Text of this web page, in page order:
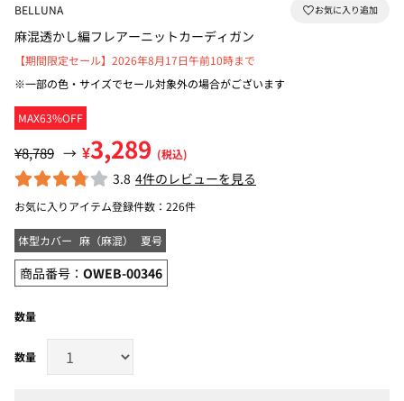
BELLUNA
麻混透かし編フレアーニットカーディガン
MAX63%OFF
【期間限定セール】2026年8月17日午前10時まで
※一部の色・サイズでセール対象外の場合がございます
¥8,789 → ¥3,289 (税込)
3.8 4件のレビューを見る
お気に入りアイテム登録件数： 226件
体型カバー 麻（麻混） 夏号
商品番号： OWEB-00346
数量